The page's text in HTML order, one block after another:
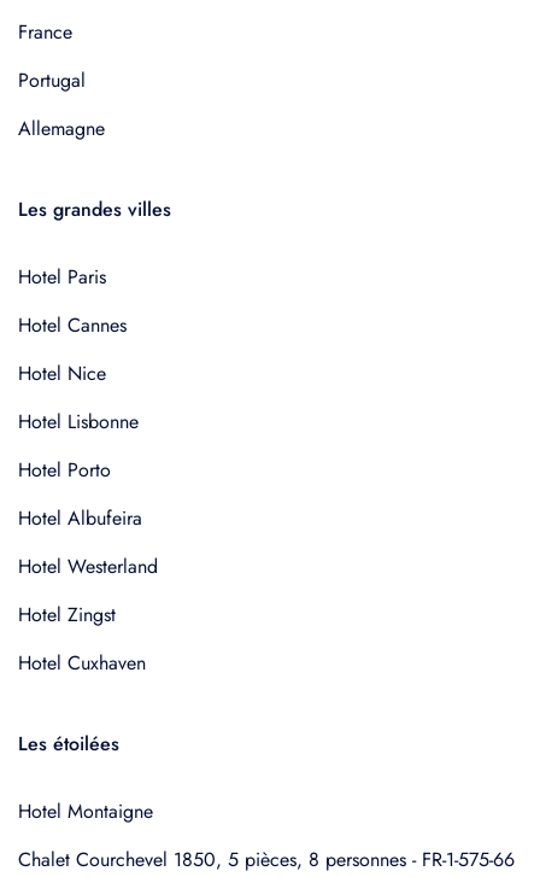
France
Portugal
Allemagne
Les grandes villes
Hotel Paris
Hotel Cannes
Hotel Nice
Hotel Lisbonne
Hotel Porto
Hotel Albufeira
Hotel Westerland
Hotel Zingst
Hotel Cuxhaven
Les étoilées
Hotel Montaigne
Chalet Courchevel 1850, 5 pièces, 8 personnes - FR-1-575-66